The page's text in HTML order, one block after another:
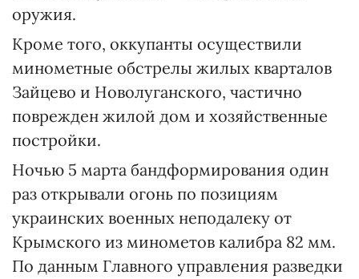
оружия.
Кроме того, оккупанты осуществили
минометные обстрелы жилых кварталов
Зайцево и Новолуганского, частично
поврежден жилой дом и хозяйственные
постройки.
Ночью 5 марта бандформирования один
раз открывали огонь по позициям
украинских военных неподалеку от
Крымского из минометов калибра 82 мм.
По данным Главного управления разведки